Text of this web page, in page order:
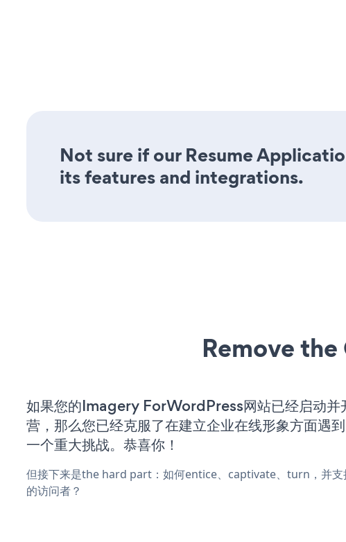
Not sure if our Resume
its features and integrations.
Remove
如果您的Imagery ForWordPress网站已经启动并
营，那么您已经克服了在建立企业在线形象方面遇
一个重大挑战。恭喜你！
但接下来是the hard part：如何entice、captivate、turn，并支
的访问者？